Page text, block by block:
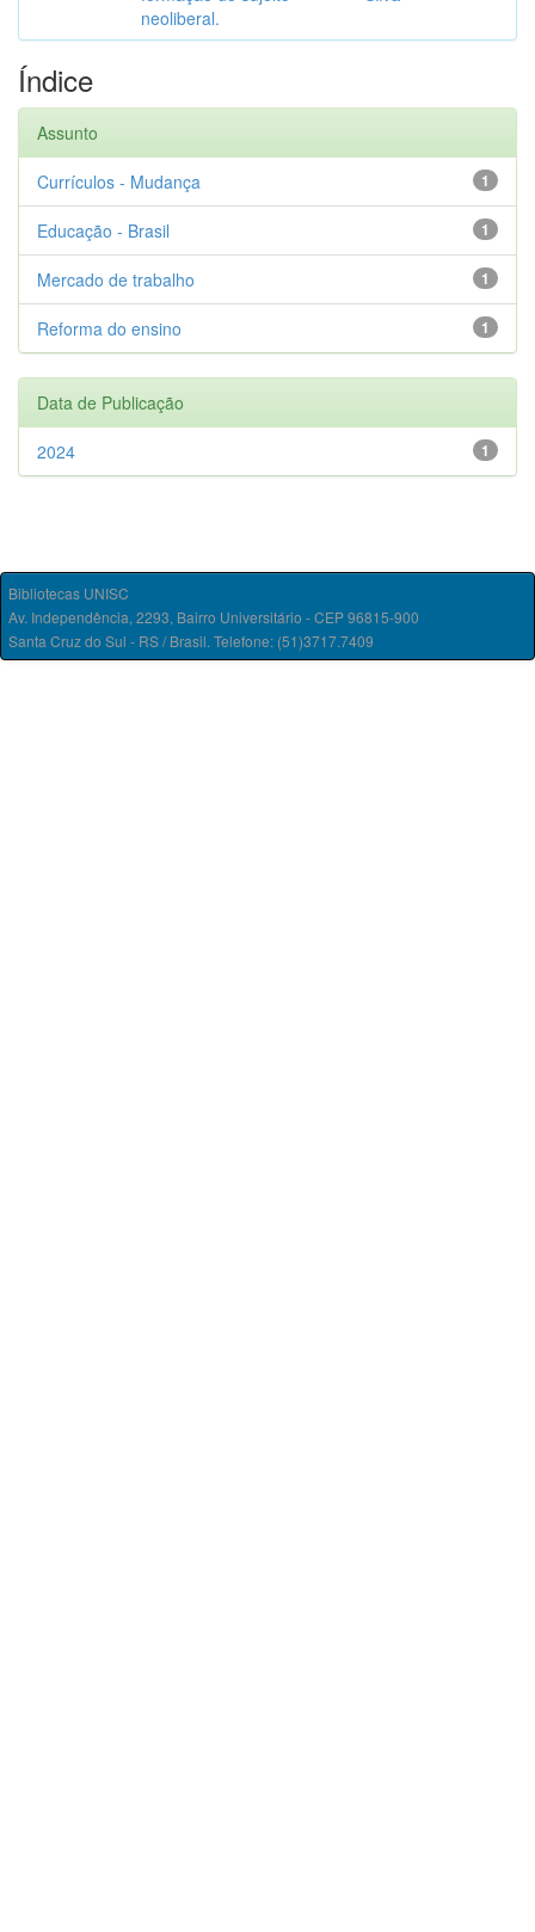
neoliberal.
Índice
Assunto
1
Currículos - Mudança
1
Educação - Brasil
1
Mercado de trabalho
1
Reforma do ensino
Data de Publicação
1
2024
Bibliotecas UNISC
Av. Independência, 2293, Bairro Universitário - CEP 96815-900
Santa Cruz do Sul - RS / Brasil. Telefone: (51)3717.7409